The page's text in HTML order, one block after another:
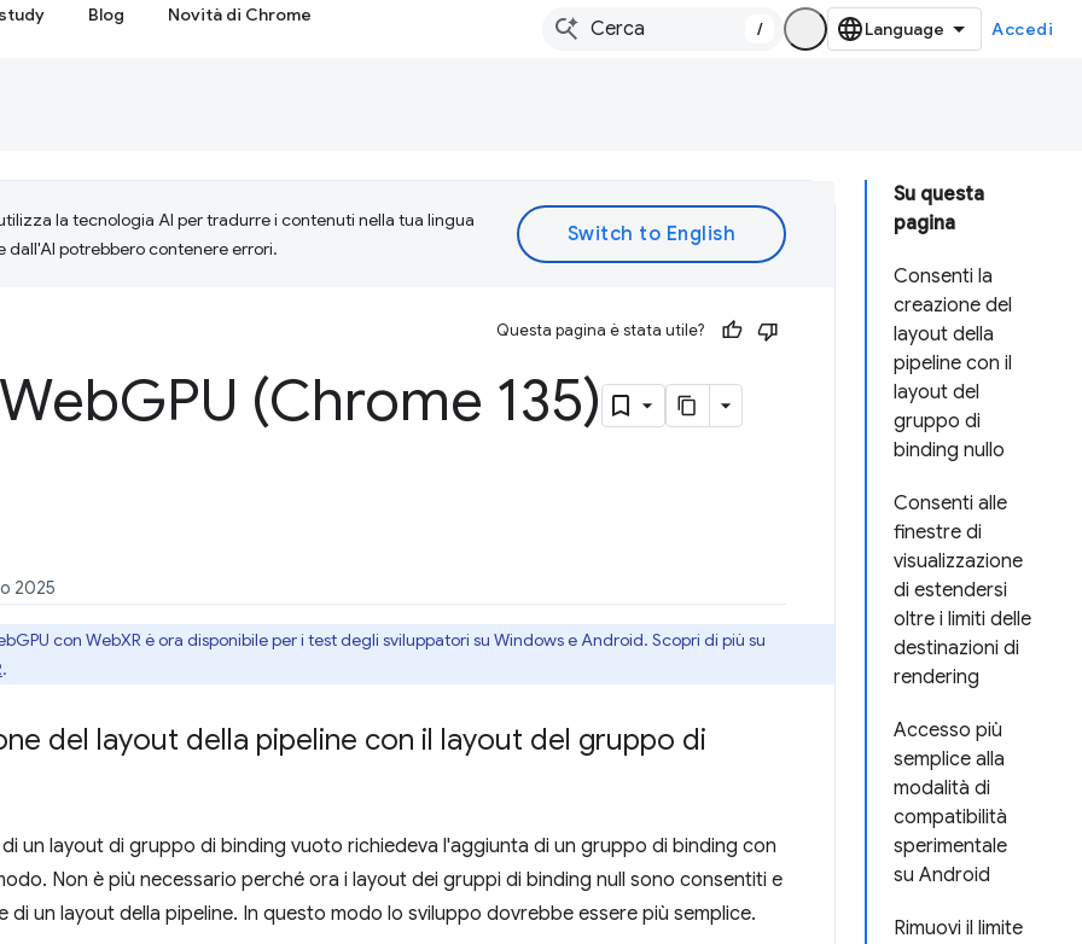
Blog Novità di Chrome
/ Accedi
Su questa
pagina
Consenti la
creazione del
layout della
pipeline con il
layout del
gruppo di
binding nullo
Consenti alle
finestre di
visualizzazione
di estendersi
oltre i limiti delle
destinazioni di
rendering
Accesso più
semplice alla
modalità di
compatibilità
sperimentale
su Android
Rimuovi il limite
la tecnologia AI per tradurre i contenuti nella tua lingua
potrebbero contenere errori.
Questa pagina è stata utile?
GPU (Chrome 135)
2025
con WebXR è ora disponibile per i test degli sviluppatori su Windows e Android. Scopri di più su
.
del layout della pipeline con il layout del gruppo di
un layout di gruppo di binding vuoto richiedeva l'aggiunta di un gruppo di binding con
Non è più necessario perché ora i layout dei gruppi di binding null sono consentiti e
di un layout della pipeline. In questo modo lo sviluppo dovrebbe essere più semplice.